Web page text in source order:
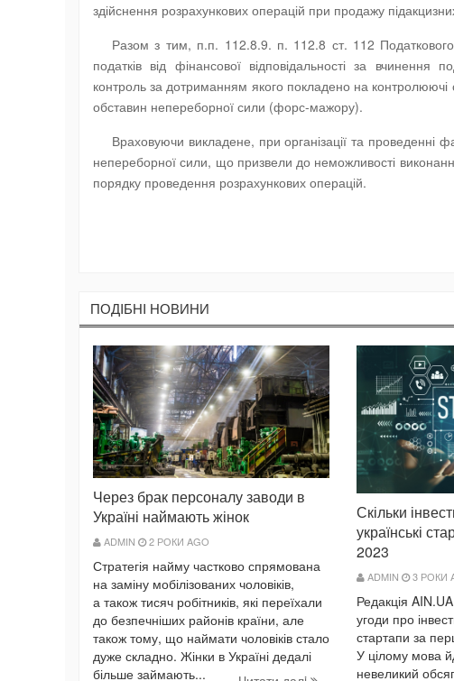
здійснення розрахункових операцій при продажу
Разом з тим, п.п. 112.8.9. п. 112.8 ст. 112 Податкового
податків від фінансової відповідальності за
контроль за дотриманням якого покладено на контролюючі
обставин непереборної сили (форс-мажору).
Враховуючи викладене, при організації та проведенні
непереборної сили, що призвели до неможливості
порядку проведення розрахункових операцій.
ПОДIБНI НОВИНИ
Через брак персоналу заводи в
Україні наймають жінок
ADMIN 2 РОКИ AGO
Стратегія найму частково спрямована
на заміну мобілізованих чоловіків,
а також тисяч робітників, які переїхали
до безпечніших районів країни, але
також тому, що наймати чоловіків стало
дуже складно. Жінки в Україні дедалі
більше займають...
Скільки
українські
2023
ADMIN 3 РОКИ
Редакція
угоди про
стартапи за
У цілому мова
невеликий